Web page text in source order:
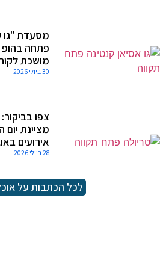
מסעדת "גו
פתחה בהופ
מושכת
30 ביולי 2026
צפו
אירועים
28 ביולי 2026
לכל הכתבות על